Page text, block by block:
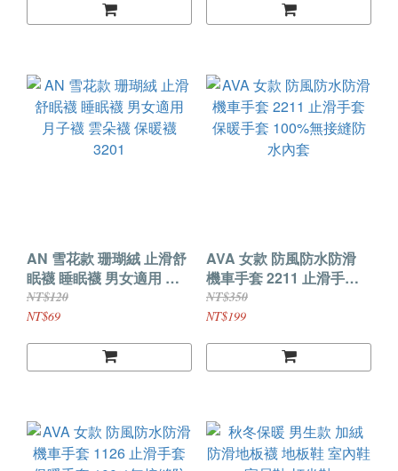
AN 雪花款 珊瑚絨 止滑舒
眠襪 睡眠襪 男女適用 月
子襪 雲朵襪 保暖襪 3201
NT$120
NT$69
AVA 女款 防風防水防滑
機車手套 2211 止滑手套
保暖手套 100%無接縫防
水內套
NT$350
NT$199